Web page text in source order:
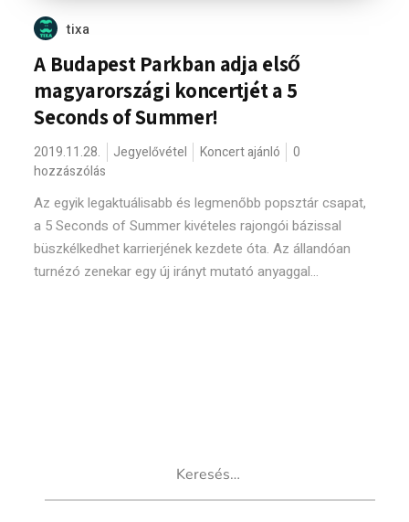
tixa
A Budapest Parkban adja első
magyarországi koncertjét a 5
Seconds of Summer!
2019.11.28. Jegyelővétel Koncert ajánló
0
hozzászólás
Az egyik legaktuálisabb és legmenőbb popsztár csapat,
a 5 Seconds of Summer kivételes rajongói bázissal
büszkélkedhet karrierjének kezdete óta. Az állandóan
turnézó zenekar egy új irányt mutató anyaggal...